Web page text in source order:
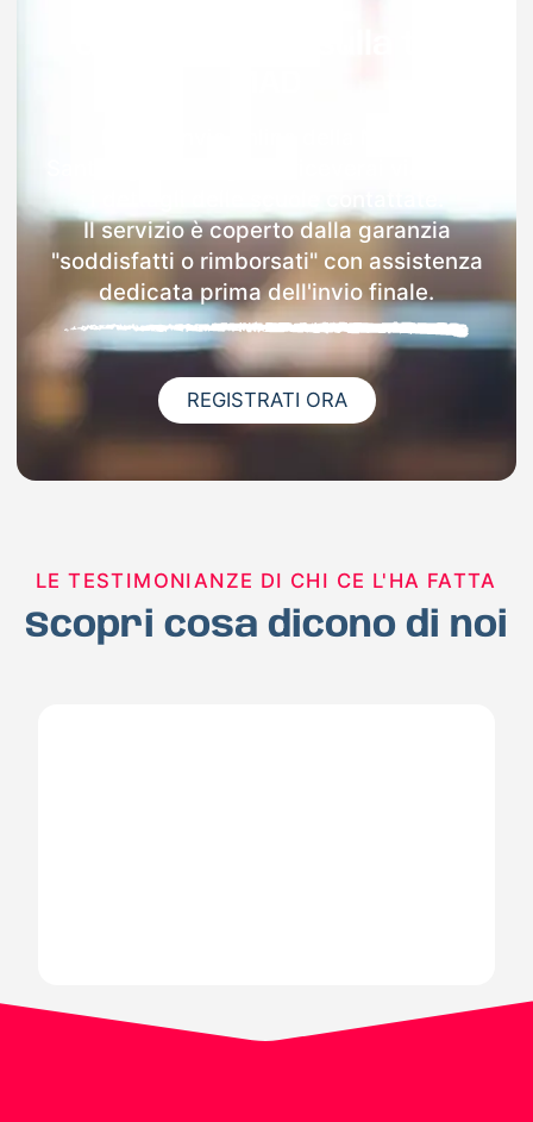
Il servizio è coperto dalla garanzia
"soddisfatti o rimborsati" con assistenza
dedicata prima dell'invio finale.
REGISTRATI ORA
LE TESTIMONIANZE DI CHI CE L'HA FATTA
Scopri cosa dicono di noi